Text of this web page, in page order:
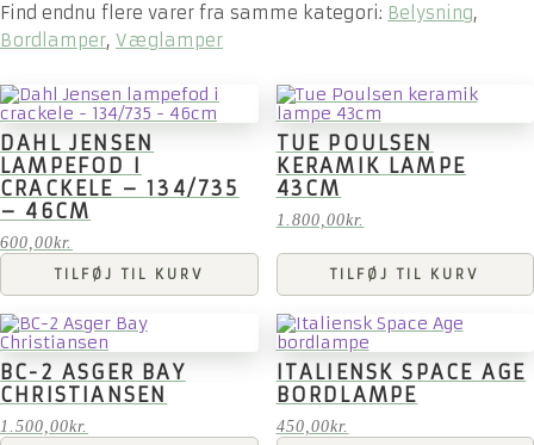
Find endnu flere varer fra samme kategori: Belysning,
Bordlamper, Væglamper
DAHL JENSEN
LAMPEFOD I
CRACKELE – 134/735
– 46CM
600,00kr.
TILFØJ TIL KURV
TUE POULSEN
KERAMIK LAMPE
43CM
1.800,00kr.
TILFØJ TIL KURV
BC-2 ASGER BAY
CHRISTIANSEN
1.500,00kr.
ITALIENSK SPACE AGE
BORDLAMPE
450,00kr.